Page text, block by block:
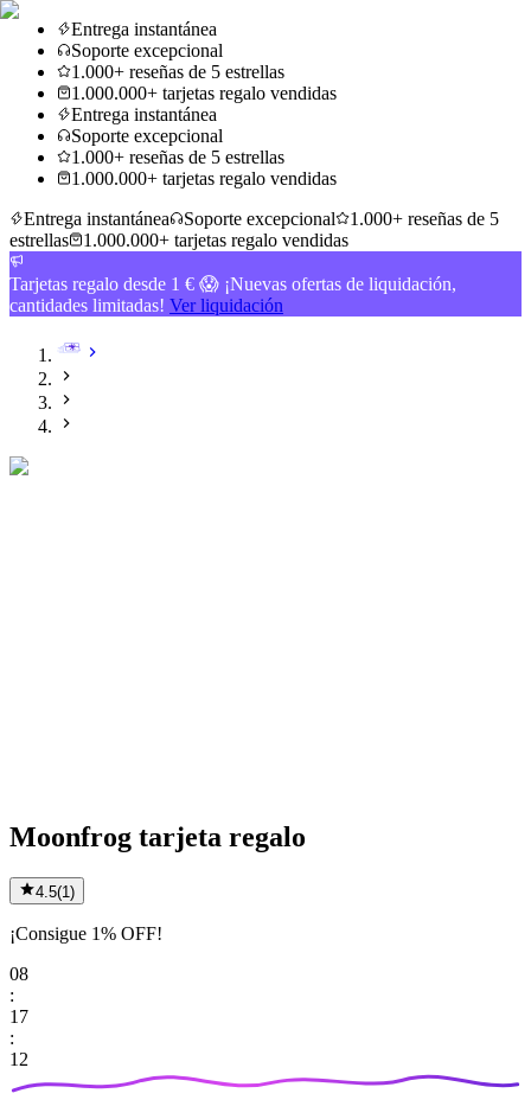
Entrega instantánea
Soporte excepcional
1.000+ reseñas de 5 estrellas
1.000.000+ tarjetas regalo vendidas
Entrega instantánea
Soporte excepcional
1.000+ reseñas de 5 estrellas
1.000.000+ tarjetas regalo vendidas
Entrega instantánea
Soporte excepcional
1.000+ reseñas de 5
estrellas
1.000.000+ tarjetas regalo vendidas
Tarjetas regalo desde 1 € 😱 ¡Nuevas ofertas de liquidación,
cantidades limitadas! Ver liquidación
Moonfrog tarjeta regalo
4.5(1 )
¡Consigue 1% OFF!
08
:
17
:
12